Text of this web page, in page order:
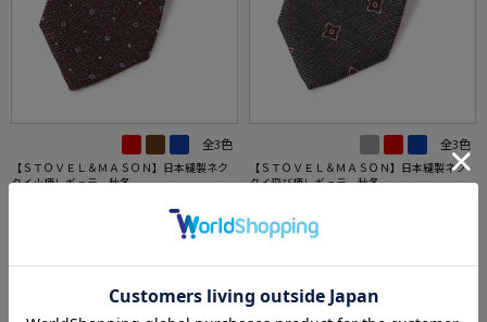
全3色
【ＳＴＯＶＥＬ＆ＭＡＳＯＮ】日本縫製ネク
タイ小柄レギュラー秋冬
★2点で1,000円OFF／3点で3,00
全3色
【ＳＴＯＶＥＬ＆ＭＡＳＯＮ】日本縫製ネク
タイ飛び柄レギュラー秋冬
★2点で1,000円OFF／3点で3,00